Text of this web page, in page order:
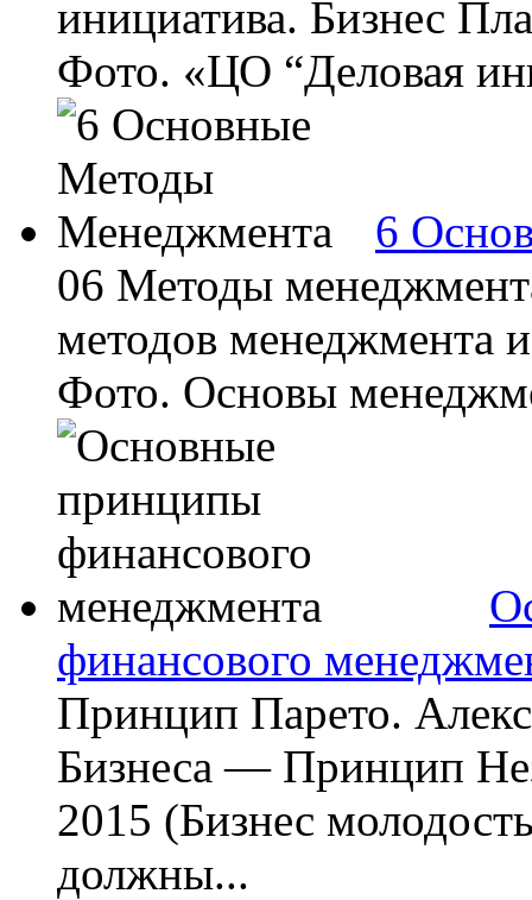
инициатива. Бизнес
Фото. «ЦО “Деловая
6
06 Методы
методов менеджмента и
Фото. Основы
финансового
Принцип Парето.
Бизнеса — Принцип
2015 (Бизнес
должны...